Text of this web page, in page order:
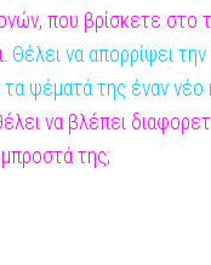
που βρίσκετε στο
Θέλει να απορρίψει την
τα ψέματά της έναν
να βλέπει
μπροστά της;